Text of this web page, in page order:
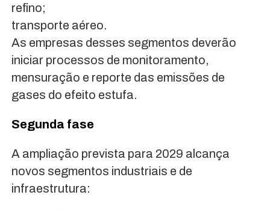
refino;
transporte aéreo.
As empresas desses segmentos deverão
iniciar processos de monitoramento,
mensuração e reporte das emissões de
gases do efeito estufa.
Segunda fase
A ampliação prevista para 2029 alcança
novos segmentos industriais e de
infraestrutura: